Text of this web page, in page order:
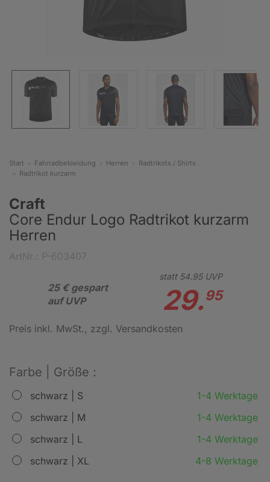
Start Fahrradbekleidung Herren
Radtrikots / Shirts
Radtrikot kurzarm
Craft
Core Endur Logo Radtrikot kurzarm
Herren
25 € gespart
auf UVP
statt 54.95UVP
29.95
Preis inkl. MwSt., zzgl. Versandkosten
Farbe | Größe :
schwarz | S
1-4 Werktage
schwarz | M
1-4 Werktage
schwarz | L
1-4 Werktage
schwarz | XL
4-8 Werktage